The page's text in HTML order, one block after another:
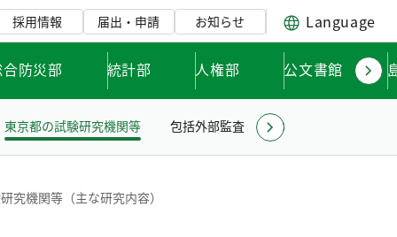
採用情報 届出・申請 お知らせ Language
防災部 統計部 人権部 公文書館
東京都の試験研究機関等 包括外部監査 お知らせ
究機関等（主な研究内容）